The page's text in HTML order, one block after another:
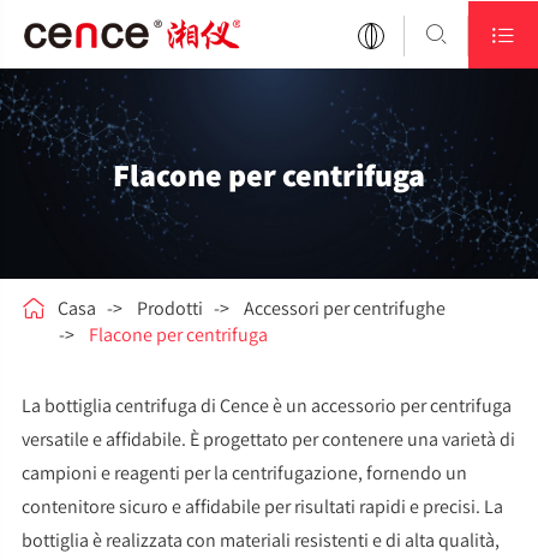
 
Flacone per centrifuga
 Casa Prodotti
Accessori per centrifughe
Flacone per centrifuga
La bottiglia centrifuga di Cence è un accessorio per centrifuga
versatile e affidabile. È progettato per contenere una varietà di
campioni e reagenti per la centrifugazione, fornendo un
contenitore sicuro e affidabile per risultati rapidi e precisi. La
bottiglia è realizzata con materiali resistenti e di alta qualità,